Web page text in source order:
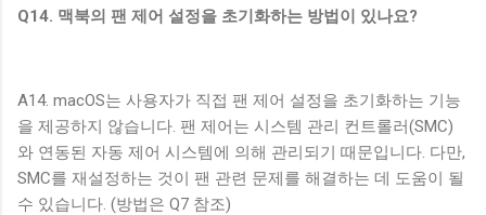
Q14. 맥북의 팬 제어 설정을 초기화하는 방법이 있나요?
A14. macOS는 사용자가 직접 팬 제어 설정을 초기화하는 기능
을 제공하지 않습니다. 팬 제어는 시스템 관리 컨트롤러(SMC)
와 연동된 자동 제어 시스템에 의해 관리되기 때문입니다. 다만,
SMC를 재설정하는 것이 팬 관련 문제를 해결하는 데 도움이 될
수 있습니다. (방법은 Q7 참조)